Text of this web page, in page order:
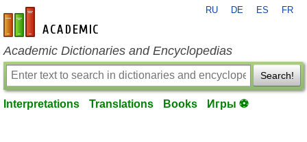
en-academic.com
RU DE ES FR
Academic Dictionaries and Encyclopedias
Search!
Interpretations Translations Books Игры ⚽